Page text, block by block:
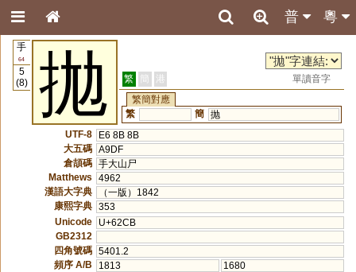
粵
普
手
64
5
(8)
拋 繁 簡 港
單讀音字
繁簡對應
繁
簡 抛
UTF-8
E6 8B 8B
大五碼 A9DF
倉頡碼 手大山尸
Matthews
4962
漢語大字典
（一版）1842
康熙字典 353
Unicode
U+62CB
GB2312
四角號碼 5401.2
頻序 A/B
1813
1680